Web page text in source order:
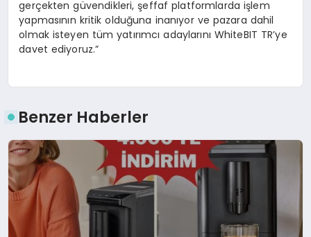
gerçekten güvendikleri, şeffaf platformlarda işlem
yapmasının kritik olduğuna inanıyor ve pazara dahil
olmak isteyen tüm yatırımcı adaylarını WhiteBIT TR’ye
davet ediyoruz.”
Benzer Haberler